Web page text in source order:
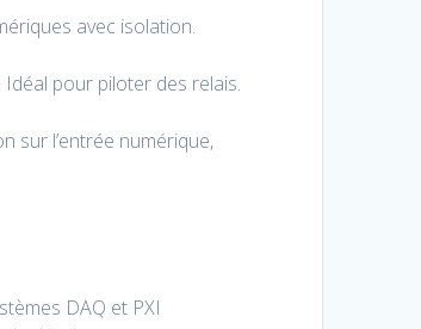
avec isolation.
Idéal pour piloter des relais.
sur l’entrée numérique,
DAQ et PXI